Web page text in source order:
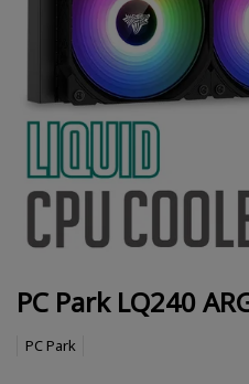
PC Park LQ240
PC Park